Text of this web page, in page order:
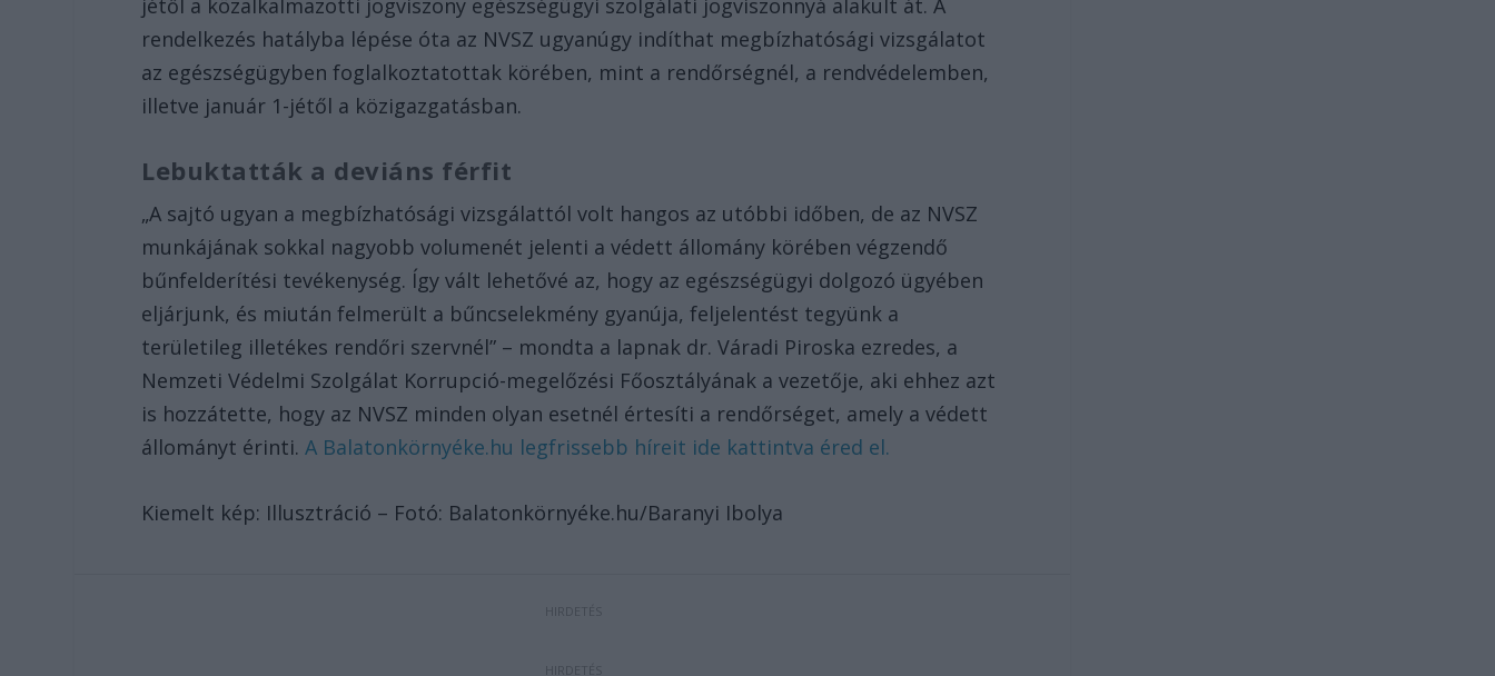
jétől a közalkalmazotti jogviszony egészségügyi szolgálati jogviszonnyá alakult át. A
rendelkezés hatályba lépése óta az NVSZ ugyanúgy indíthat megbízhatósági vizsgálatot
az egészségügyben foglalkoztatottak körében, mint a rendőrségnél, a rendvédelemben,
illetve január 1-jétől a közigazgatásban.
Lebuktatták a deviáns férfit
„A sajtó ugyan a megbízhatósági vizsgálattól volt hangos az utóbbi időben, de az NVSZ
munkájának sokkal nagyobb volumenét jelenti a védett állomány körében végzendő
bűnfelderítési tevékenység. Így vált lehetővé az, hogy az egészségügyi dolgozó ügyében
eljárjunk, és miután felmerült a bűncselekmény gyanúja, feljelentést tegyünk a
területileg illetékes rendőri szervnél” – mondta a lapnak dr. Váradi Piroska ezredes, a
Nemzeti Védelmi Szolgálat Korrupció-megelőzési Főosztályának a vezetője, aki ehhez azt
is hozzátette, hogy az NVSZ minden olyan esetnél értesíti a rendőrséget, amely a védett
állományt érinti.A Balatonkörnyéke.hu legfrissebb híreit ide kattintva éred el.
Kiemelt kép: Illusztráció – Fotó: Balatonkörnyéke.hu/Baranyi Ibolya